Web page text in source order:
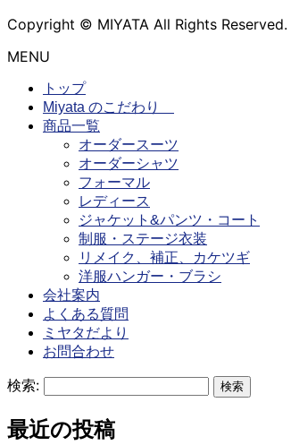
Copyright © MIYATA All Rights Reserved.
MENU
トップ
Miyata のこだわり
商品一覧
オーダースーツ
オーダーシャツ
フォーマル
レディース
ジャケット&パンツ・コート
制服・ステージ衣装
リメイク、補正、カケツギ
洋服ハンガー・ブラシ
会社案内
よくある質問
ミヤタだより
お問合わせ
検索:
最近の投稿